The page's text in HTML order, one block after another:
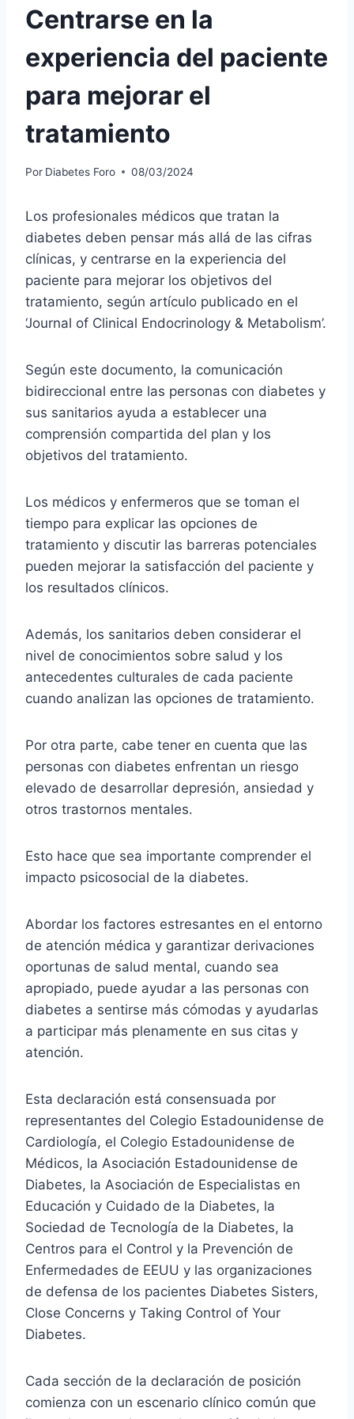
Centrarse en la
experiencia del paciente
para mejorar el
tratamiento
Por Diabetes Foro 08/03/2024
Los profesionales médicos que tratan la
diabetes deben pensar más allá de las cifras
clínicas, y centrarse en la experiencia del
paciente para mejorar los objetivos del
tratamiento, según artículo publicado en el
‘Journal of Clinical Endocrinology & Metabolism’.
Según este documento, la comunicación
bidireccional entre las personas con diabetes y
sus sanitarios ayuda a establecer una
comprensión compartida del plan y los
objetivos del tratamiento.
Los médicos y enfermeros que se toman el
tiempo para explicar las opciones de
tratamiento y discutir las barreras potenciales
pueden mejorar la satisfacción del paciente y
los resultados clínicos.
Además, los sanitarios deben considerar el
nivel de conocimientos sobre salud y los
antecedentes culturales de cada paciente
cuando analizan las opciones de tratamiento.
Por otra parte, cabe tener en cuenta que las
personas con diabetes enfrentan un riesgo
elevado de desarrollar depresión, ansiedad y
otros trastornos mentales.
Esto hace que sea importante comprender el
impacto psicosocial de la diabetes.
Abordar los factores estresantes en el entorno
de atención médica y garantizar derivaciones
oportunas de salud mental, cuando sea
apropiado, puede ayudar a las personas con
diabetes a sentirse más cómodas y ayudarlas
a participar más plenamente en sus citas y
atención.
Esta declaración está consensuada por
representantes del Colegio Estadounidense de
Cardiología, el Colegio Estadounidense de
Médicos, la Asociación Estadounidense de
Diabetes, la Asociación de Especialistas en
Educación y Cuidado de la Diabetes, la
Sociedad de Tecnología de la Diabetes, la
Centros para el Control y la Prevención de
Enfermedades de EEUU y las organizaciones
de defensa de los pacientes Diabetes Sisters,
Close Concerns y Taking Control of Your
Diabetes.
Cada sección de la declaración de posición
comienza con un escenario clínico común que